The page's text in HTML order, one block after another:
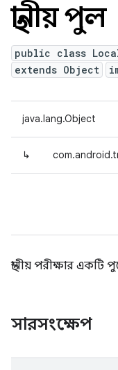
স্থানীয় পুল
public class
extends Object
java.lang.Object
↳
স্থানীয় পরীক্ষার একটি
সারসংক্ষেপ